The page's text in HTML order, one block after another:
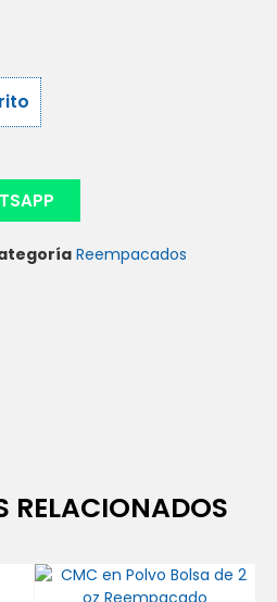
Reempacados
RELACIONADOS